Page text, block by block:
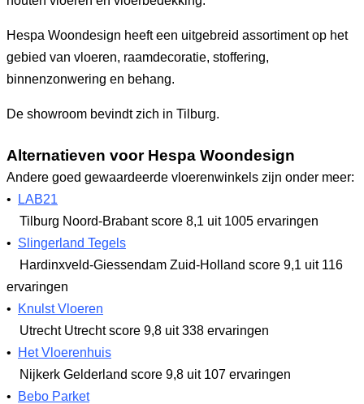
Hespa Woondesign heeft een uitgebreid assortiment op het
gebied van vloeren, raamdecoratie, stoffering,
binnenzonwering en behang.
De showroom bevindt zich in Tilburg.
Alternatieven voor Hespa Woondesign
Andere goed gewaardeerde vloerenwinkels zijn onder meer:
•
LAB21
Tilburg Noord-Brabantscore 8,1 uit 1005 ervaringen
• Slingerland Tegels
Hardinxveld-Giessendam Zuid-Holland score 9,1 uit 116
ervaringen
•
Knulst Vloeren
Utrecht Utrechtscore 9,8 uit 338 ervaringen
•
Het Vloerenhuis
Nijkerk Gelderland score 9,8 uit 107 ervaringen
•
Bebo Parket